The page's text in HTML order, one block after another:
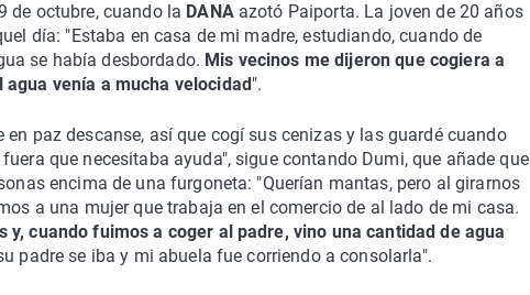
de octubre, cuando la DANA azotó Paiporta. La joven de 20 años
día: "Estaba en casa de mi madre, estudiando, cuando de
se había desbordado. Mis vecinos me dijeron que cogiera a
venía a mucha velocidad".
paz descanse, así que cogí sus cenizas y las guardé cuando
que necesitaba ayuda", sigue contando Dumi, que añade que
encima de una furgoneta: "Querían mantas, pero al girarnos
a una mujer que trabaja en el comercio de al lado de mi casa.
cuando fuimos a coger al padre, vino una cantidad de agua
padre se iba y mi abuela fue corriendo a consolarla".